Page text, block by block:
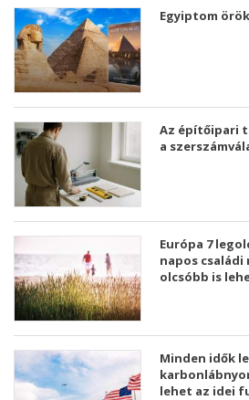
Egyiptom
Az építőipari
a
Európa 7
napos családi
olcsóbb is
Minden idők
lehet az idei